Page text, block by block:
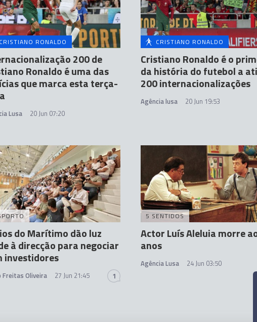
CRISTIANO RONALDO
200 de
Ronaldo é uma das
que marca esta terça-
Lusa 20 Jun 07:20
CRISTIANO RONALDO
Cristiano Ronaldo é o
da história do futebol a
200 internacionalizações
Agência lusa 20 Jun 19:53
do Marítimo dão luz
à direcção para negociar
investidores
Freitas Oliveira 27 Jun 21:45 1
5 SENTIDOS
Actor Luís Aleluia morre
anos
Agência Lusa 24 Jun 03:50